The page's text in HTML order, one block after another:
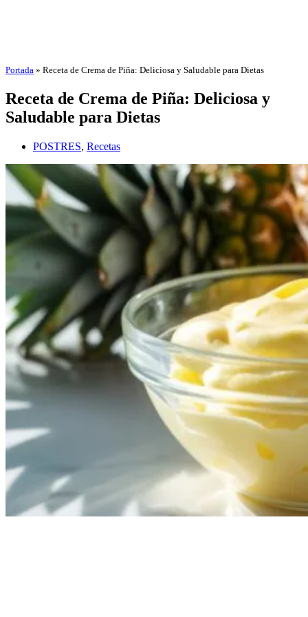
Portada » Receta de Crema de Piña: Deliciosa y Saludable para Dietas
Receta de Crema de Piña: Deliciosa y
Saludable para Dietas
POSTRES, Recetas